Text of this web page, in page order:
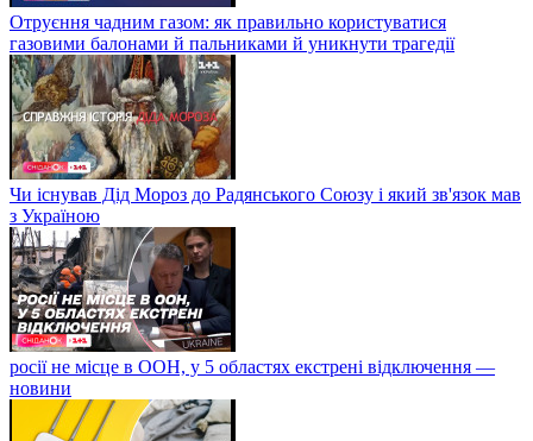
Отруєння чадним газом: як правильно користуватися
газовими балонами й пальниками й уникнути трагедії
Чи існував Дід Мороз до Радянського Союзу і який зв'язок мав
з Україною
росії не місце в ООН, у 5 областях екстрені відключення —
новини